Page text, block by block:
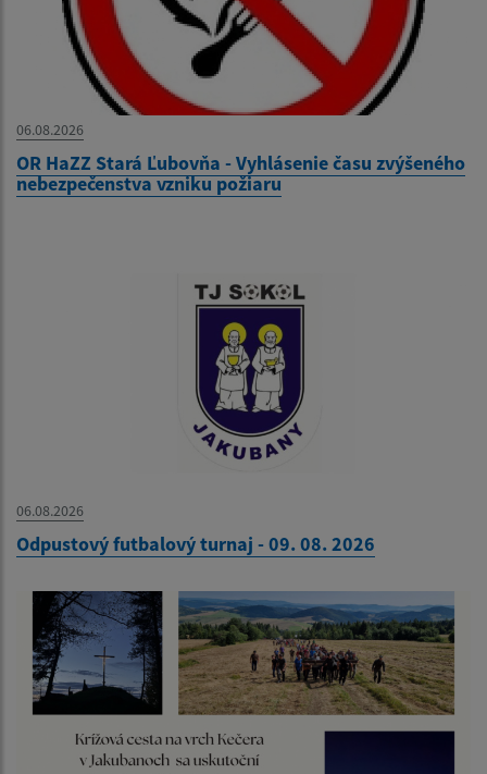
06.08.2026
OR HaZZ Stará Ľubovňa - Vyhlásenie času zvýšeného
nebezpečenstva vzniku požiaru
06.08.2026
Odpustový futbalový turnaj - 09. 08. 2026